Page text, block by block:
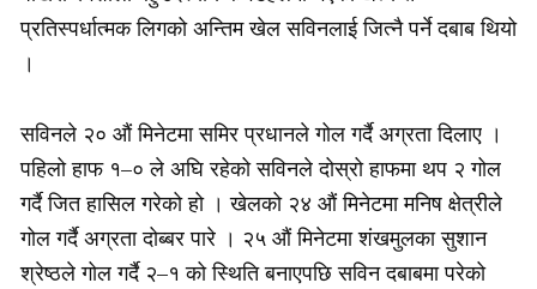
प्रतिस्पर्धात्मक लिगको अन्तिम खेल सविनलाई जित्नै पर्ने दबाब थियो
।
सविनले २० औं मिनेटमा समिर प्रधानले गोल गर्दै अग्रता दिलाए ।
पहिलो हाफ १–० ले अघि रहेको सविनले दोस्रो हाफमा थप २ गोल
गर्दै जित हासिल गरेको हो । खेलको २४ औं मिनेटमा मनिष क्षेत्रीले
गोल गर्दै अग्रता दोब्बर पारे । २५ औं मिनेटमा शंखमुलका सुशान
श्रेष्ठले गोल गर्दै २–१ को स्थिति बनाएपछि सविन दबाबमा परेको